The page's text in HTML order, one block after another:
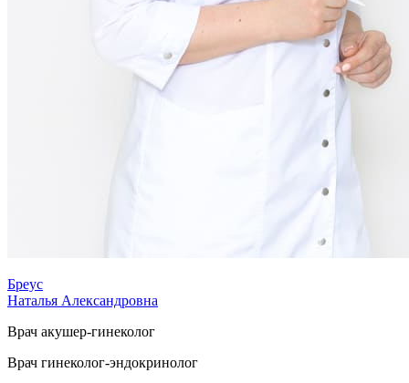
Бреус
Наталья Александровна
Врач акушер-гинеколог
Врач гинеколог-эндокринолог